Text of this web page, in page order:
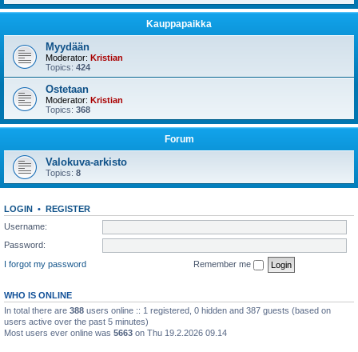
Kauppapaikka
Myydään
Moderator: Kristian
Topics: 424
Ostetaan
Moderator: Kristian
Topics: 368
Forum
Valokuva-arkisto
Topics: 8
LOGIN • REGISTER
Username:
Password:
I forgot my password
Remember me
WHO IS ONLINE
In total there are 388 users online :: 1 registered, 0 hidden and 387 guests (based on
users active over the past 5 minutes)
Most users ever online was 5663 on Thu 19.2.2026 09.14